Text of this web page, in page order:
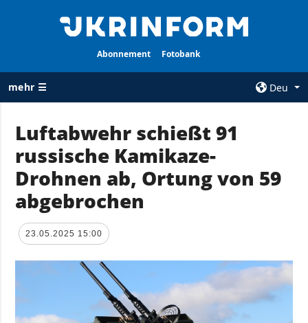
Abonnement Fotobank
mehr ☰
Deu
ALLE
RUBRIKEN
Krieg
Wiederaufbau
der Ukraine
Politik
Wirtschaft
Gesellschaft und
AGENTUR
Über uns
und zum Schutz
personenbezogener
Daten
Luftabwehr schießt 91
russische Kamikaze-
Drohnen ab, Ortung von 59
abgebrochen
23.05.2025 15:00